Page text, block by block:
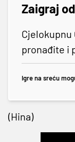
Zaigraj
Cjelokupnu
pronađite i
Igre na sreću
(Hina)